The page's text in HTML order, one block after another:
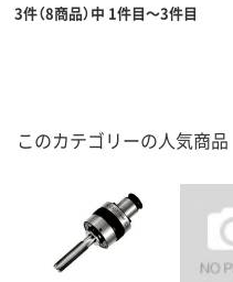
3件（8商品）中 1件目～3件目
このカテゴリーの人気商品